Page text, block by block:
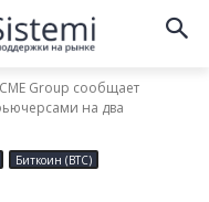
CME Group сообщает
на два
Биткоин (BTC)